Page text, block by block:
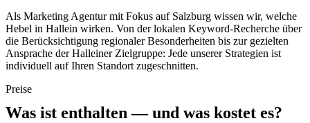
Als Marketing Agentur mit Fokus auf Salzburg wissen wir, welche
Hebel in Hallein wirken. Von der lokalen Keyword-Recherche über
die Berücksichtigung regionaler Besonderheiten bis zur gezielten
Ansprache der Halleiner Zielgruppe: Jede unserer Strategien ist
individuell auf Ihren Standort zugeschnitten.
Preise
Was ist enthalten — und was kostet es?